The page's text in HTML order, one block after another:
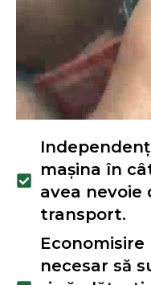
mașina în
avea nevoie
transport.
Economisire
necesar să